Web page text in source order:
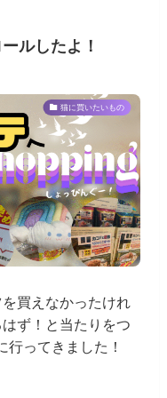
ルしたよ！
猫に買いたいもの
買えなかったけれ
ず！と当たりをつ
行ってきました！